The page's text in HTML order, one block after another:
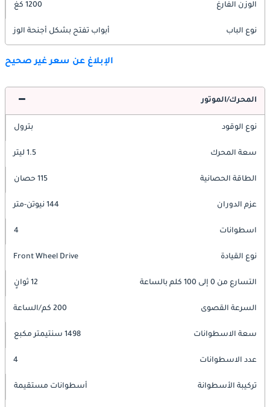
الوزن الفارغ 1200 كغ
نوع الباب أبواب تفتح بشكل أجنحة الوز
الإبلاغ عن سعر غير صحيح
المحرك/الموتور
نوع الوقود بترول
سعة المحرك 1.5 ليتر
الطاقة الحصانية 115 حصان
عزم الدوران 144 نيوتن-متر
اسطوانات 4
نوع القيادة Front Wheel Drive
التسارع من 0 إلى 100 كلم بالساعة 12 ثوانٍ
السرعة القصوى 200 كم/الساعة
سعة الاسطوانات 1498 سنتيمتر مكبع
عدد الاسطوانات 4
تركيبة الأسطوانة أسطوانات مستقيمة